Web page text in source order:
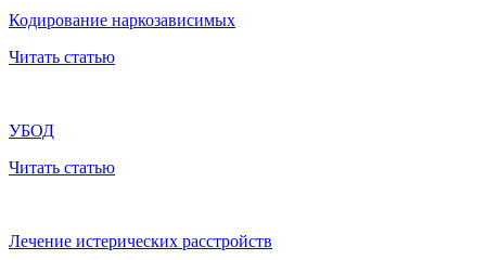
Кодирование наркозависимых
Читать статью
УБОД
Читать статью
Лечение истерических расстройств